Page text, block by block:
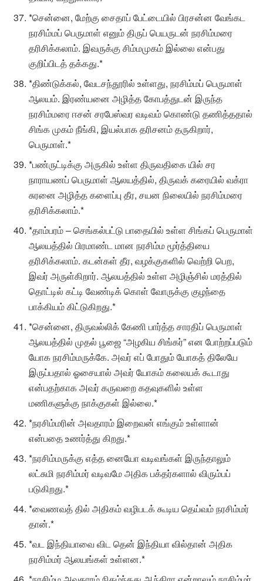
*சென்னை, மேற்கு சைதாப் பேட்டையில் பிரசன்ன வேங்கட
நரசிம்மப் பெருமாள் எனும் திருப் பெயருடன் நரசிம்மரை
தரிசிக்கலாம். இவருக்கு சிம்மமுகம் இல்லை என்பது
குறிப்பிடத் தக்கது.*
*திண்டுக்கல், வேடசந்தூரில் உள்ளது, நரசிம்மப் பெருமாள்
ஆலயம். இரண்யனை அழித்த கோபத்துடன் இருந்த
நரசிம்மரை ஈசன் சரபேஸ்வர வடிவம் கொண்டு தணித்ததால்
சிங்க முகம் நீங்கி, இயல்பாக தரிசனம் தருகிறார்,
பெருமாள்.*
*பண்ருட்டிக்கு அருகில் உள்ள திருவதிகை யில் சர
நாராயணப் பெருமாள் ஆலயத்தில், திருவக் கரையில் வக்ரா
சுரனை அழித்த களைப்பு தீர, சயன நிலையில் நரசிம்மரை
தரிசிக்கலாம்.*
*தாம்பரம் – செங்கல்பட்டு பாதையில் உள்ள சிங்கப் பெருமாள்
ஆலயத்தில் பிரமாண்ட மான நரசிம்ம மூர்த்தியை
தரிசிக்கலாம். கடன்கள் தீர, வழக்குகளில் வெற்றி பெற,
இவர் அருள்கிறார். ஆலயத்தில் உள்ள அழிஞ்சில் மரத்தில்
தொட்டில் கட்டி வேண்டிக் கொள் வோருக்கு குழந்தை
பாக்கியம் கிட்டுகிறது.*
*சென்னை, திருவல்லிக் கேணி பார்த்த சாரதிப் பெருமாள்
ஆலயத்தில் முதல் பூஜை “அழகிய சிங்கர்” என போற்றப்படும்
யோக நரசிம்மருக்கே. அவர் எப் போதும் யோகத் திலேயே
இருப்பதால் ஓசையால் அவர் யோகம் கலையக் கூடாது
என்பதற்காக அவர் கருவறை கதவுகளில் உள்ள
மணிகளுக்கு நாக்குகள் இல்லை.*
*நரசிம்மரின் அவதாரம் இறைவன் எங்கும் உள்ளான்
என்பதை உணர்த்து கிறது.*
*நரசிம்மருக்கு எத்த னையோ வடிவங்கள் இருந்தாலும்
லட்சுமி நரசிம்மர் வடிவமே அதிக பக்தர்களால் விரும்பப்
படுகிறது.*
*வைணவத் தில் அதிகம் வழிபடக் கூடிய தெய்வம் நரசிம்மர்
தான்.*
*வட இந்தியாவை விட தென் இந்தியா வில்தான் அதிக
நரசிம்மர் ஆலயங்கள் உள்ளன.*